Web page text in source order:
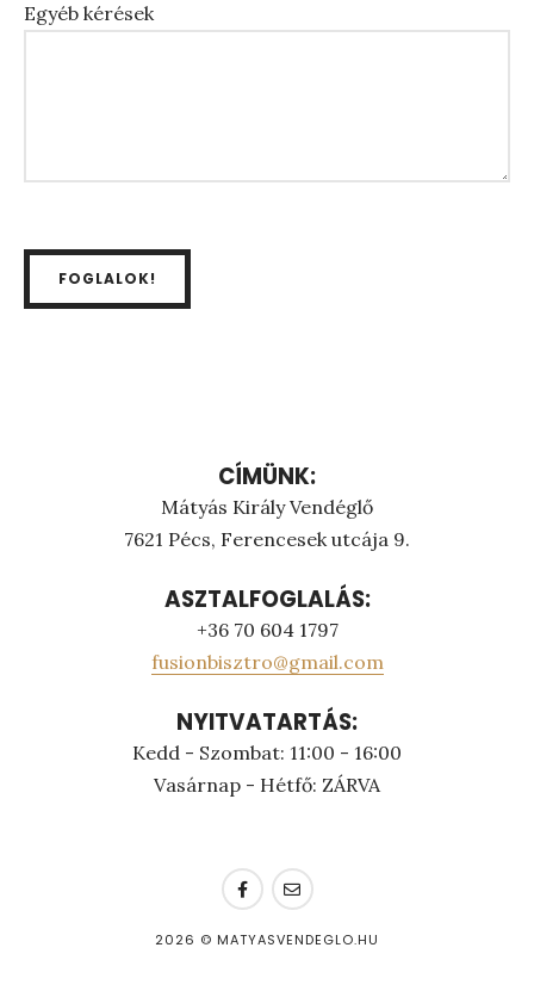
Egyéb kérések
CÍMÜNK:
Mátyás Király Vendéglő
7621 Pécs, Ferencesek utcája 9.
ASZTALFOGLALÁS:
+36 70 604 1797
fusionbisztro@gmail.com
NYITVATARTÁS:
Kedd - Szombat: 11:00 - 16:00
Vasárnap - Hétfő: ZÁRVA
2026 © MATYASVENDEGLO.HU